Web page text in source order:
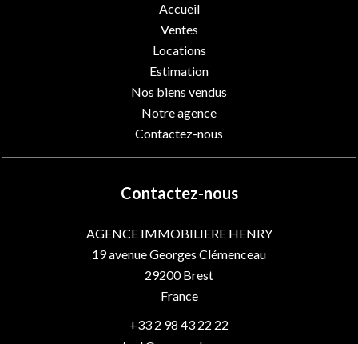
Accueil
Ventes
Locations
Estimation
Nos biens vendus
Notre agence
Contactez-nous
Contactez-nous
AGENCE IMMOBILIERE HENRY
19 avenue Georges Clémenceau
29200Brest
France
+33 2 98 43 22 22